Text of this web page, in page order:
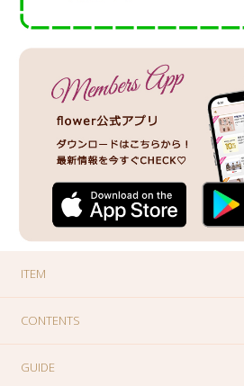
ITEM
CONTENTS
GUIDE